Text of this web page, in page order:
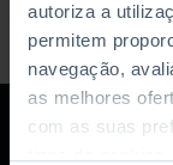
autoriza a
permitem
navegação,
as melhores
com as suas